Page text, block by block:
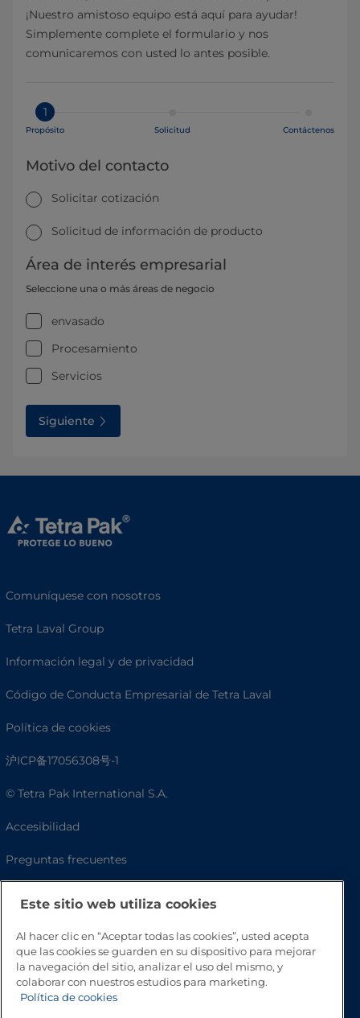
¡Nuestro amistoso equipo está aquí para ayudar!
Simplemente complete el formulario y nos
comunicaremos con usted lo antes posible.
1
Propósito Solicitud Contáctenos
Motivo del contacto
Solicitar cotización
Solicitud de información de producto
Área de interés empresarial
Seleccione una o más áreas de negocio
envasado
Procesamiento
Servicios
Siguiente
Comuníquese con nosotros
Tetra Laval Group
Información legal y de privacidad
Código de Conducta Empresarial de Tetra Laval
Política de cookies
沪ICP备17056308号-1
© Tetra Pak International S.A.
Accesibilidad
Preguntas frecuentes
Este sitio web utiliza cookies
Al hacer clic en “Aceptar todas las cookies”, usted acepta
que las cookies se guarden en su dispositivo para mejorar
la navegación del sitio, analizar el uso del mismo, y
colaborar con nuestros estudios para marketing.
Política de cookies